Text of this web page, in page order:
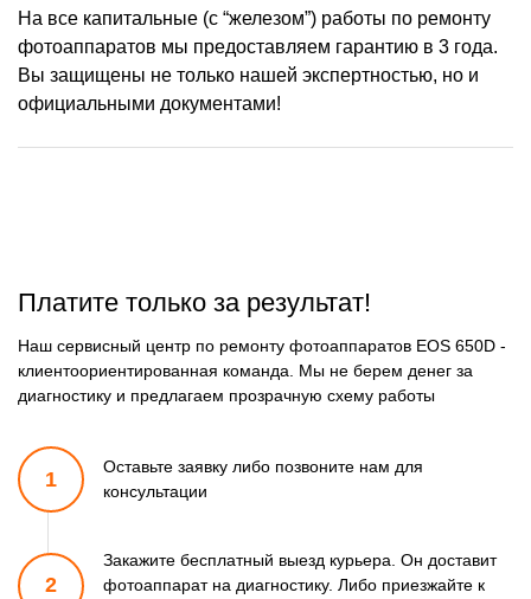
На все капитальные (с “железом”) работы по ремонту
фотоаппаратов мы предоставляем гарантию в 3 года.
Вы защищены не только нашей экспертностью, но и
официальными документами!
Платите только за результат!
Наш сервисный центр по ремонту фотоаппаратов EOS 650D -
клиентоориентированная команда. Мы не берем денег за
диагностику и предлагаем прозрачную схему работы
1
Оставьте заявку либо позвоните нам для
консультации
2
Закажите бесплатный выезд курьера. Он доставит
фотоаппаратна диагностику. Либо приезжайте к